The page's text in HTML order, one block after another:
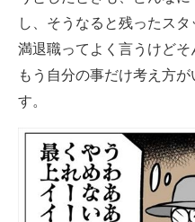
し、そうなると残ったス
満退職ってよく言うけど
もう自分の事だけ考え方
す。